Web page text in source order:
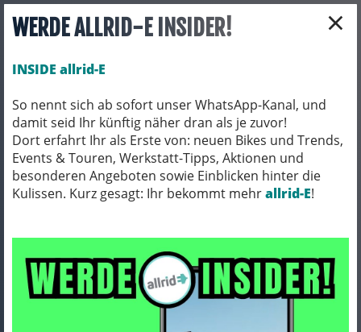
×
WERDE ALLRID-E INSIDER!
INSIDE allrid-E
So nennt sich ab sofort unser WhatsApp-Kanal, und
damit seid Ihr künftig näher dran als je zuvor!
Dort erfahrt Ihr als Erste von: neuen Bikes und Trends,
Events & Touren, Werkstatt-Tipps, Aktionen und
besonderen Angeboten sowie Einblicken hinter die
Kulissen. Kurz gesagt: Ihr bekommt mehrallrid-E!
Toggle navigation
BIO BIKES BIO GRAVEL